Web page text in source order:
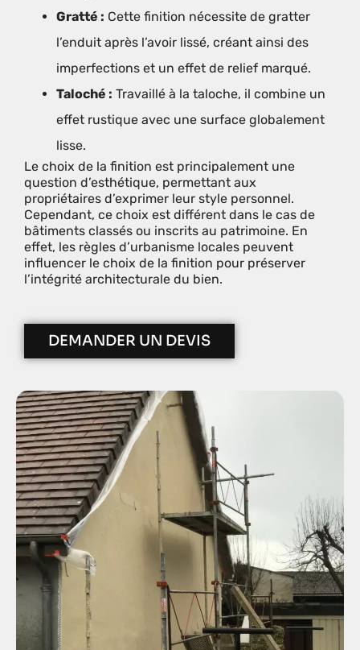
Gratté : Cette finition nécessite de gratter
l’enduit après l’avoir lissé, créant ainsi des
imperfections et un effet de relief marqué.
Taloché : Travaillé à la taloche, il combine un
effet rustique avec une surface globalement
lisse.
Le choix de la finition est principalement une
question d’esthétique, permettant aux
propriétaires d’exprimer leur style personnel.
Cependant, ce choix est différent dans le cas de
bâtiments classés ou inscrits au patrimoine. En
effet, les règles d’urbanisme locales peuvent
influencer le choix de la finition pour préserver
l’intégrité architecturale du bien.
DEMANDER UN DEVIS